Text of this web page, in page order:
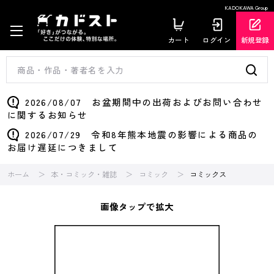
KADOKAWA Group
カート ログイン 新規登録
2026/08/07 お盆期間中の出荷およびお問い合わせ
に関するお知らせ
2026/07/29 令和8年熊本地震の影響による商品の
お届け遅延につきまして
ホーム 本・コミック・雑誌 コミック コミックス
画像タップで拡大